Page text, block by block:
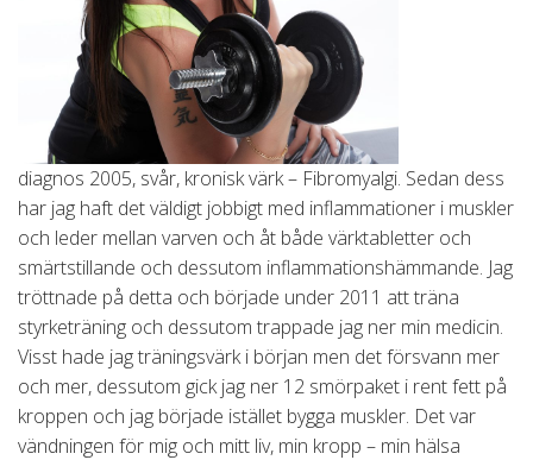
diagnos 2005, svår, kronisk värk – Fibromyalgi. Sedan dess
har jag haft det väldigt jobbigt med inflammationer i muskler
och leder mellan varven och åt både värktabletter och
smärtstillande och dessutom inflammationshämmande. Jag
tröttnade på detta och började under 2011 att träna
styrketräning och dessutom trappade jag ner min medicin.
Visst hade jag träningsvärk i början men det försvann mer
och mer, dessutom gick jag ner 12 smörpaket i rent fett på
kroppen och jag började istället bygga muskler. Det var
vändningen för mig och mitt liv, min kropp – min hälsa